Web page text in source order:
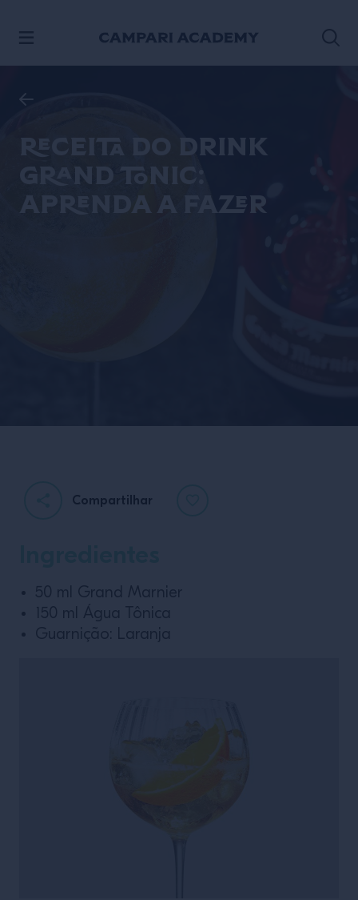
Receita do drink
Grand Tonic:
aprenda a fazer
Compartilhar
50 ml Grand Marnier
150 ml Água Tônica
Guarnição: Laranja